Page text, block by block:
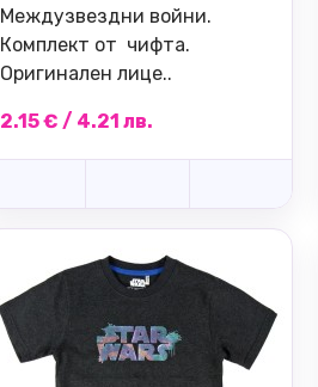
Междузвездни войни.
Комплект от чифта.
Оригинален лице..
2.15 € / 4.21 лв.